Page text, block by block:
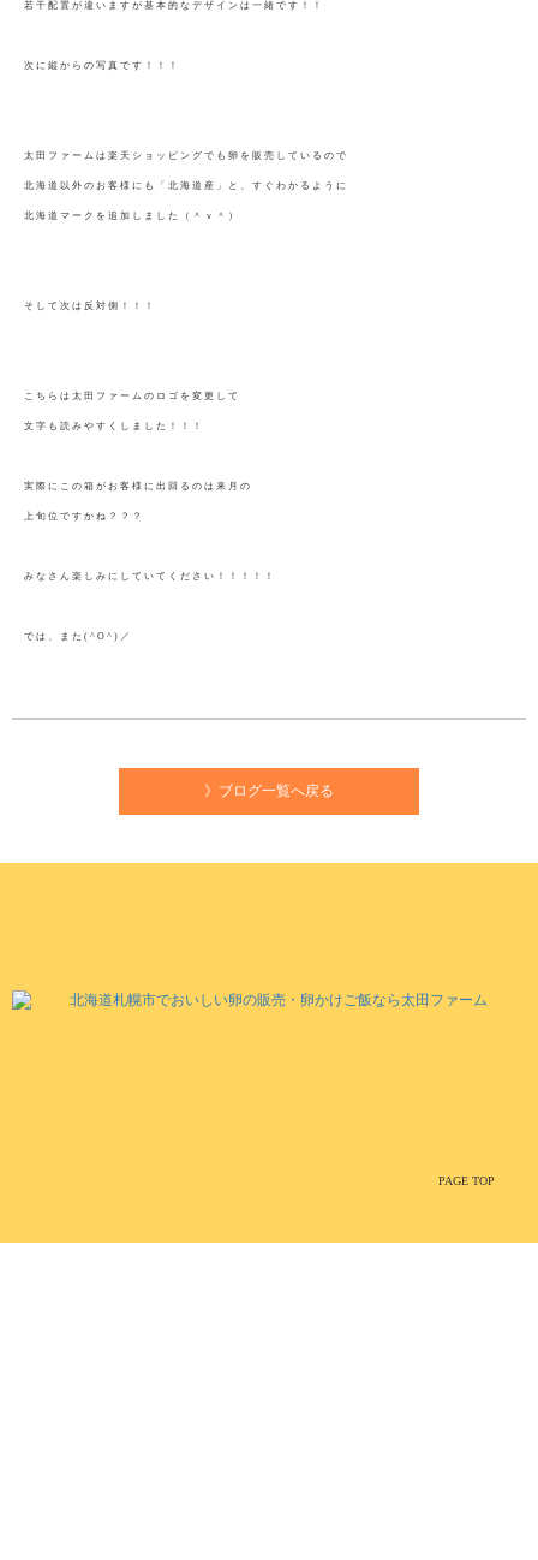
若干配置が違いますが基本的なデザインは一緒です！！
次に縦からの写真です！！！
太田ファームは楽天ショッピングでも卵を販売しているので
北海道以外のお客様にも「北海道産」と、すぐわかるように
北海道マークを追加しました（＾ｖ＾）
そして次は反対側！！！
こちらは太田ファームのロゴを変更して
文字も読みやすくしました！！！
実際にこの箱がお客様に出回るのは来月の
上旬位ですかね？？？
みなさん楽しみにしていてください！！！！！
では、また(^O^)／
》ブログ一覧へ戻る
PAGE TOP